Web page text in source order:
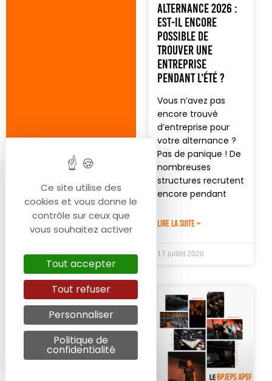
Alternance 2026 :
est-il encore
possible de
trouver une
entreprise
pendant l’été ?
Vous n’avez pas
encore trouvé
d’entreprise pour
votre alternance ?
Pas de panique ! De
nombreuses
structures recrutent
encore pendant
LIRE LA SUITE »
17 juillet 2026
Ce site utilise des
cookies et vous donne le
contrôle sur ceux que
vous souhaitez activer
Tout accepter
Tout refuser
Personnaliser
Politique de
confidentialité